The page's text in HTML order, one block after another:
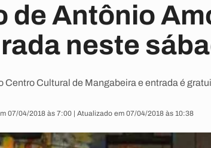
de Antônio
neste
Centro Cultural de Mangabeira e entrada é
07/04/2018 às 7:00 | Atualizado em 07/04/2018 às 10:38